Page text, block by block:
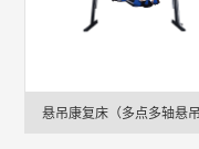
疗养院收治的对象为疗
人，他们需要通过住院
悬吊康复床（多点多轴悬